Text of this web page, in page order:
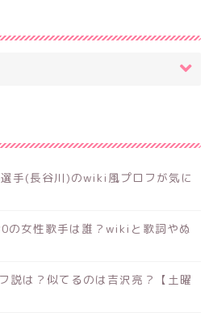
手(長谷川)のwiki風プロフが気に
の女性歌手は誰？wikiと歌詞やぬ
説は？似てるのは吉沢亮？【土曜